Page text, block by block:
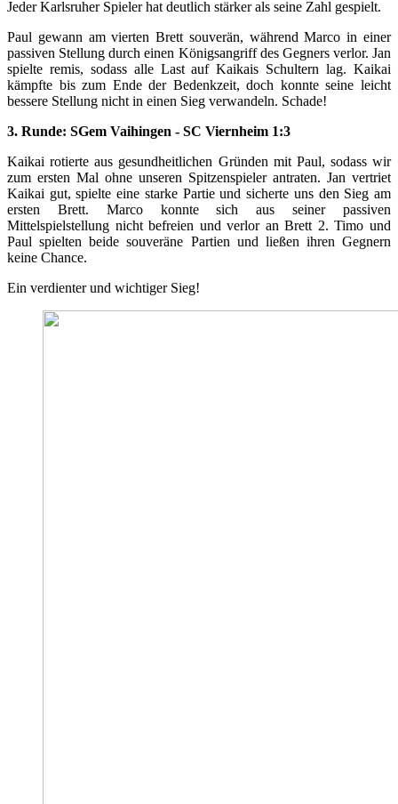
Jeder Karlsruher Spieler hat deutlich stärker als seine Zahl gespielt.
Paul gewann am vierten Brett souverän, während Marco in einer
passiven Stellung durch einen Königsangriff des Gegners verlor. Jan
spielte remis, sodass alle Last auf Kaikais Schultern lag. Kaikai
kämpfte bis zum Ende der Bedenkzeit, doch konnte seine leicht
bessere Stellung nicht in einen Sieg verwandeln. Schade!
3. Runde: SGem Vaihingen - SC Viernheim 1:3
Kaikai rotierte aus gesundheitlichen Gründen mit Paul, sodass wir
zum ersten Mal ohne unseren Spitzenspieler antraten. Jan vertriet
Kaikai gut, spielte eine starke Partie und sicherte uns den Sieg am
ersten Brett. Marco konnte sich aus seiner passiven
Mittelspielstellung nicht befreien und verlor an Brett 2. Timo und
Paul spielten beide souveräne Partien und ließen ihren Gegnern
keine Chance.
Ein verdienter und wichtiger Sieg!